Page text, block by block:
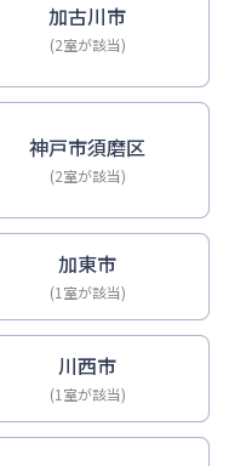
加古川市
(2室が該当)
神戸市須磨区
(2室が該当)
加東市
(1室が該当)
川西市
(1室が該当)